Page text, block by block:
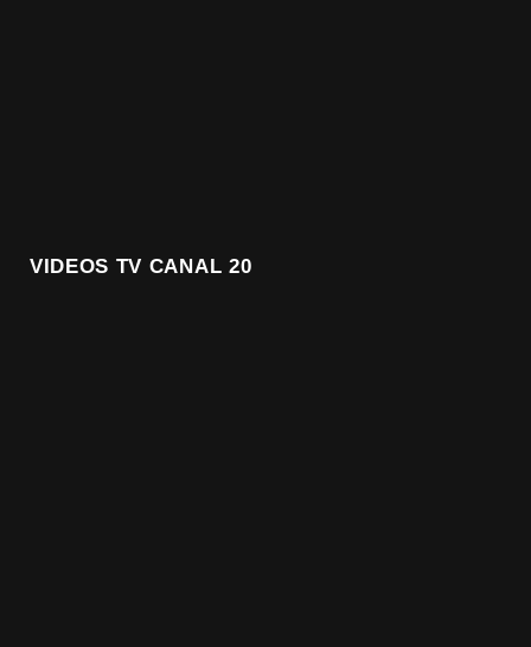
VIDEOS TV CANAL 20